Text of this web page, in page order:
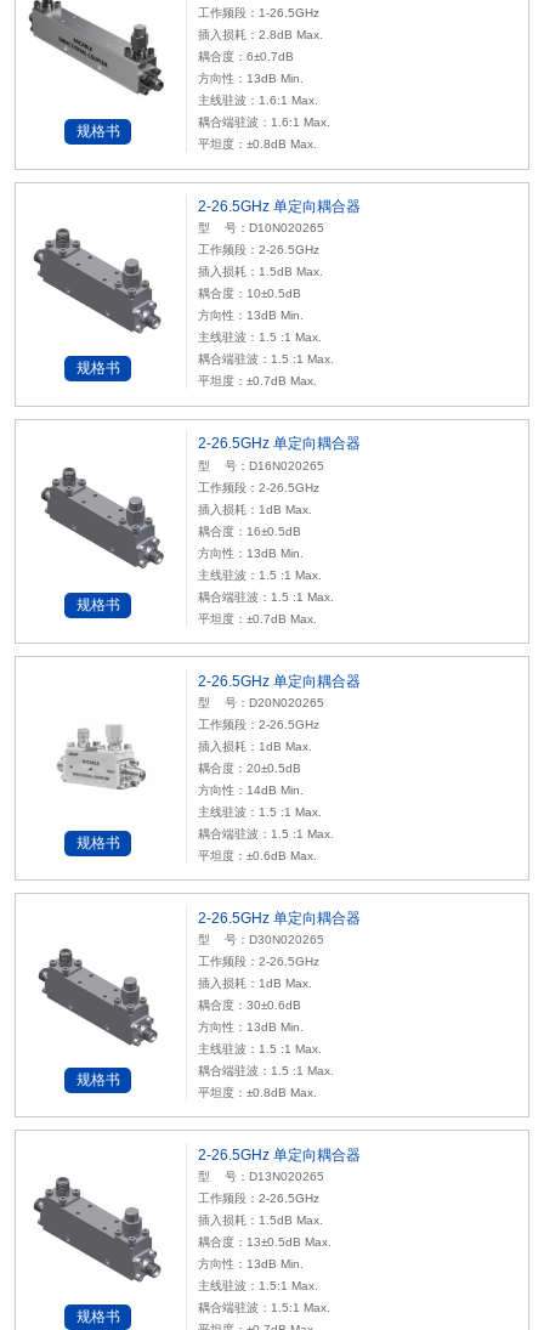
规格书
工作频段：1-26.5GHz
插入损耗：2.8dB Max.
耦合度：6±0.7dB
方向性：13dB Min.
主线驻波：1.6:1 Max.
耦合端驻波：1.6:1 Max.
平坦度：±0.8dB Max.
规格书
2-26.5GHz 单定向耦合器
型 号：D10N020265
工作频段：2-26.5GHz
插入损耗：1.5dB Max.
耦合度：10±0.5dB
方向性：13dB Min.
主线驻波：1.5 :1 Max.
耦合端驻波：1.5 :1 Max.
平坦度：±0.7dB Max.
规格书
2-26.5GHz 单定向耦合器
型 号：D16N020265
工作频段：2-26.5GHz
插入损耗：1dB Max.
耦合度：16±0.5dB
方向性：13dB Min.
主线驻波：1.5 :1 Max.
耦合端驻波：1.5 :1 Max.
平坦度：±0.7dB Max.
规格书
2-26.5GHz 单定向耦合器
型 号：D20N020265
工作频段：2-26.5GHz
插入损耗：1dB Max.
耦合度：20±0.5dB
方向性：14dB Min.
主线驻波：1.5 :1 Max.
耦合端驻波：1.5 :1 Max.
平坦度：±0.6dB Max.
规格书
2-26.5GHz 单定向耦合器
型 号：D30N020265
工作频段：2-26.5GHz
插入损耗：1dB Max.
耦合度：30±0.6dB
方向性：13dB Min.
主线驻波：1.5 :1 Max.
耦合端驻波：1.5 :1 Max.
平坦度：±0.8dB Max.
规格书
2-26.5GHz 单定向耦合器
型 号：D13N020265
工作频段：2-26.5GHz
插入损耗：1.5dB Max.
耦合度：13±0.5dB Max.
方向性：13dB Min.
主线驻波：1.5:1 Max.
耦合端驻波：1.5:1 Max.